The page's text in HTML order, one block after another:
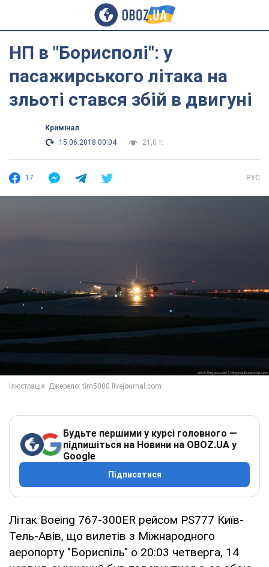
НП в "Борисполі": у
пасажирського літака на
зльоті стався збій в двигуні
Кримінал
15.06.2018 00:04
21,0 т.
17 РУС
Будьте першими у курсі головного —
підпишіться на Новини на OBOZ.UA у
Google
Підписатися
Літак Boeing 767-300ER рейсом PS777 Київ-
Тель-Авів, що вилетів з Міжнародного
аеропорту "Бориспіль" о 20:03 четверга, 14